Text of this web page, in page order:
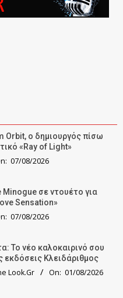
Orbit, ο δημιουργός πίσω
«Ray of Light»
07/08/2026
Minogue σε ντουέτο για
Sensation»
07/08/2026
Το νέο καλοκαιρινό σου
εκδόσεις Κλειδάριθμος
Look.Gr On: 01/08/2026